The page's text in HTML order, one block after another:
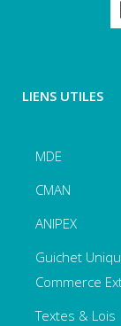
LIENS UTILES
MDE
CMAN
ANIPEX
Guichet
Commerce
Textes & Lois